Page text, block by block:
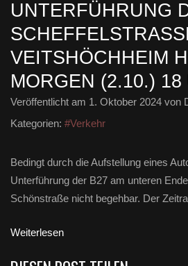
UNTERFÜHRUNG
ITSHÖCHHEIM
RGEN (2.10.) 18
Veröffentlicht am 1. Oktober 2024 von
Kategorien: #Verkehr
Bedingt durch die Aufstellung eines
Unterführung der B27 am unteren
Schönstraße nicht begehbar. Der
Weiterlesen